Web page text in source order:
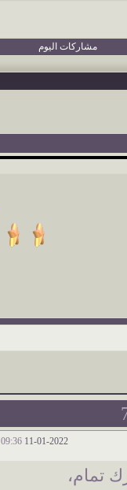
مشاركات اليوم
11-01-2022
09:36 PM
تمام،